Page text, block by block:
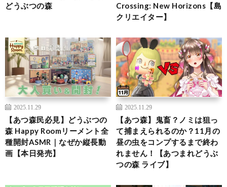
どうぶつの森
Crossing: New Horizons【島
クリエイター】
2025.11.29
【あつ森民必見】どうぶつの
森 Happy Roomリーメント全
種開封ASMR｜なぜか縦長動
画【本日発売】
2025.11.29
【あつ森】鬼畜？ノミは狙っ
て捕まえられるのか？11月の
昼の虫をコンプするまで終わ
れません！【あつまれどうぶ
つの森 ライブ】